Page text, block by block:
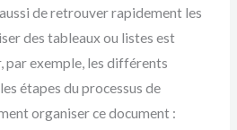
de retrouver rapidement les
des tableaux ou listes est
par exemple, les différents
étapes du processus de
organiser ce document :